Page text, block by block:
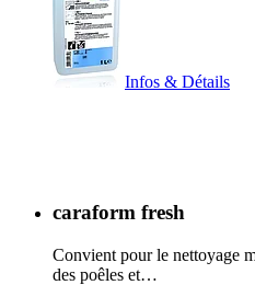
Infos & Détails
caraform fresh
Convient pour le nettoyage
des poêles et…